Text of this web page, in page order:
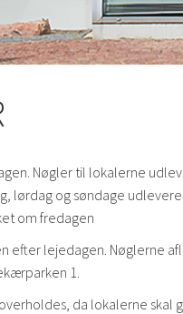
Nøgler til lokalerne
lørdag og søndage
om fredagen
efter lejedagen. Nøglerne
1.
da lokalerne skal